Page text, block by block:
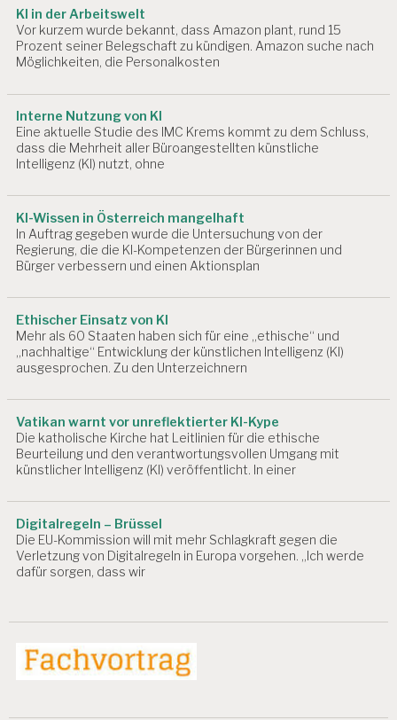
T
U
N
D
N
C
H
R
B
E
I
N
D
G
E
N
D
H
E
A
R
B
T
B
E
o
n
KI in der Arbeitswelt
Vor kurzem wurde bekannt, dass Amazon plant, rund 15
Prozent seiner Belegschaft zu kündigen. Amazon suche nach
Möglichkeiten, die Personalkosten
Interne Nutzung von KI
Eine aktuelle Studie des IMC Krems kommt zu dem Schluss,
dass die Mehrheit aller Büroangestellten künstliche
Intelligenz (KI) nutzt, ohne
KI-Wissen in Österreich mangelhaft
In Auftrag gegeben wurde die Untersuchung von der
Regierung, die die KI-Kompetenzen der Bürgerinnen und
Bürger verbessern und einen Aktionsplan
Ethischer Einsatz von KI
Mehr als 60 Staaten haben sich für eine „ethische“ und
„nachhaltige“ Entwicklung der künstlichen Intelligenz (KI)
ausgesprochen. Zu den Unterzeichnern
Vatikan warnt vor unreflektierter KI-Kype
Die katholische Kirche hat Leitlinien für die ethische
Beurteilung und den verantwortungsvollen Umgang mit
künstlicher Intelligenz (KI) veröffentlicht. In einer
Digitalregeln – Brüssel
Die EU-Kommission will mit mehr Schlagkraft gegen die
Verletzung von Digitalregeln in Europa vorgehen. „Ich werde
dafür sorgen, dass wir